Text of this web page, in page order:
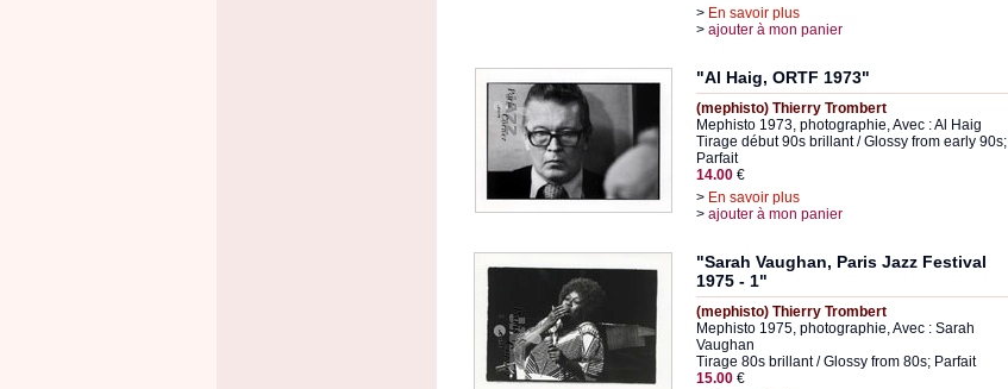
> En savoir plus
> ajouter à mon panier
"Al Haig, ORTF 1973"
(mephisto) Thierry Trombert
Mephisto 1973, photographie, Avec : Al Haig
Tirage début 90s brillant / Glossy from early 90s;
Parfait
14.00 €
> En savoir plus
> ajouter à mon panier
"Sarah Vaughan, Paris Jazz Festival
1975 - 1"
(mephisto) Thierry Trombert
Mephisto 1975, photographie, Avec : Sarah
Vaughan
Tirage 80s brillant / Glossy from 80s; Parfait
15.00 €